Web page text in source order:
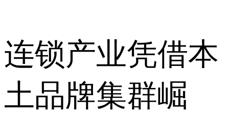
连锁产业凭借本
土品牌集群崛